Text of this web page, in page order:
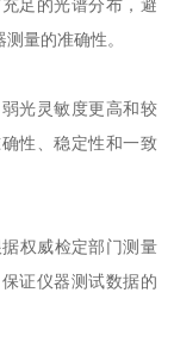
足的光谱分布，避
量的准确性。
光灵敏度更高和较
性、稳定性和一致
权威检定部门测量
证仪器测试数据的